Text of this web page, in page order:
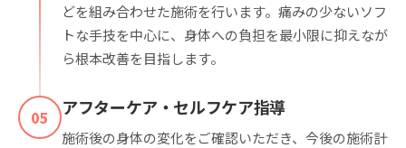
どを組み合わせた施術を行います。痛みの少ないソフ
トな手技を中心に、身体への負担を最小限に抑えなが
ら根本改善を目指します。
05 アフターケア・セルフケア指導
施術後の身体の変化をご確認いただき、今後の施術計